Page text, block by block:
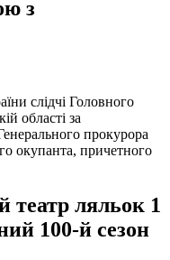
з
слідчі Головного
області за
прокурора
окупанта, причетного
театр ляльок 1
100-й сезон